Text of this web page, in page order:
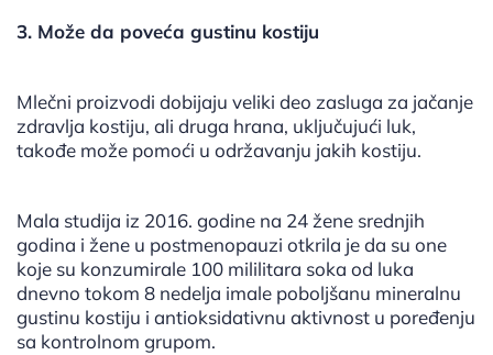
3. Može da poveća gustinu kostiju
Mlečni proizvodi dobijaju veliki deo zasluga za jačanje
zdravlja kostiju, ali druga hrana, uključujući luk,
takođe može pomoći u održavanju jakih kostiju.
Mala studija iz 2016. godine na 24 žene srednjih
godina i žene u postmenopauzi otkrila je da su one
koje su konzumirale 100 mililitara soka od luka
dnevno tokom 8 nedelja imale poboljšanu mineralnu
gustinu kostiju i antioksidativnu aktivnost u poređenju
sa kontrolnom grupom.